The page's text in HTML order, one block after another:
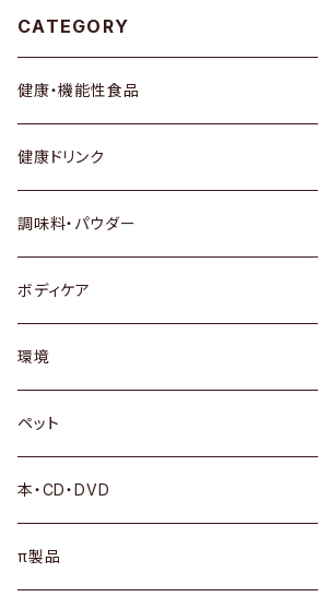
CATEGORY
健康・機能性食品
健康ドリンク
調味料・パウダー
ボディケア
環境
ペット
本・CD・DVD
π製品